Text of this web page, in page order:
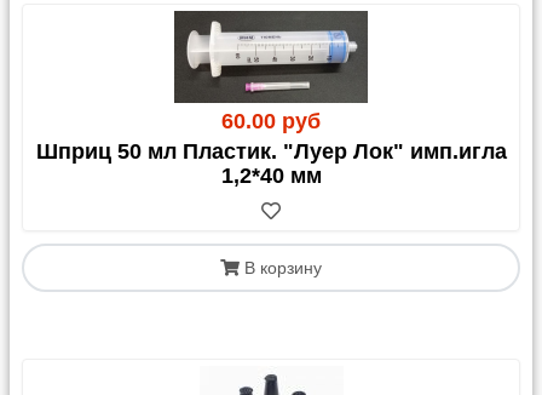
60.00 руб
Шприц 50 мл Пластик. "Луер Лок" имп.игла
1,2*40 мм
В корзину